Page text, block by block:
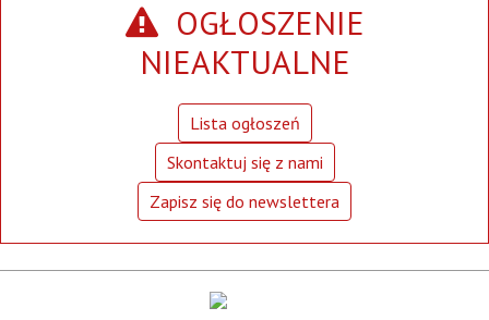
OGŁOSZENIE
NIEAKTUALNE
Lista ogłoszeń
Skontaktuj się z nami
Zapisz się do newslettera